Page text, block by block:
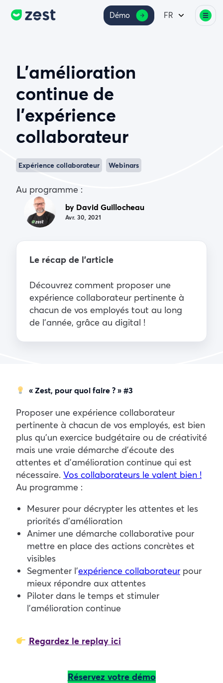
Démo FR
L’amélioration
continue de
l’expérience
collaborateur
Expérience collaborateur Webinars
Au programme :
by David Guillocheau
Avr. 30, 2021
Le récap de l’article
Découvrez comment proposer une
expérience collaborateur pertinente à
chacun de vos employés tout au long
de l’année, grâce au digital !
« Zest, pour quoi faire ? »#3
Proposer une expérience collaborateur
pertinente à chacun de vos employés, est bien
plus qu’un exercice budgétaire ou de créativité
mais une vraie démarche d’écoute des
attentes et d’amélioration continue qui est
nécessaire. Vos collaborateurs le valent bien !
Au programme :
Mesurer pour décrypter les attentes et les
priorités d’amélioration
Animer une démarche collaborative pour
mettre en place des actions concrètes et
visibles
Segmenter l’expérience collaborateur pour
mieux répondre aux attentes
Piloter dans le temps et stimuler
l’amélioration continue
Regardez le replay ici
Réservez votre démo